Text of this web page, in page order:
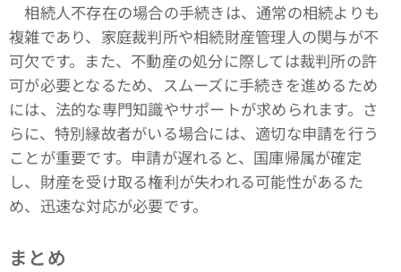
相続人不存在の場合の手続きは、通常の相続よりも
複雑であり、家庭裁判所や相続財産管理人の関与が不
可欠です。また、不動産の処分に際しては裁判所の許
可が必要となるため、スムーズに手続きを進めるため
には、法的な専門知識やサポートが求められます。さ
らに、特別縁故者がいる場合には、適切な申請を行う
ことが重要です。申請が遅れると、国庫帰属が確定
し、財産を受け取る権利が失われる可能性があるた
め、迅速な対応が必要です。
まとめ